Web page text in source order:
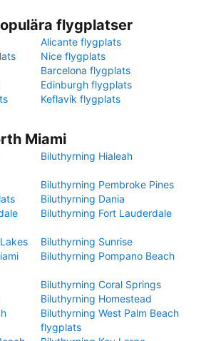
flygplatser
Alicante flygplats
Nice flygplats
Barcelona flygplats
Edinburgh flygplats
Keflavík flygplats
Miami
Biluthyrning Hialeah
Biluthyrning Pembroke Pines
Biluthyrning Dania
Biluthyrning Fort Lauderdale
Biluthyrning Sunrise
Biluthyrning Pompano Beach
Biluthyrning Coral Springs
Biluthyrning Homestead
Biluthyrning West Palm Beach
flygplats